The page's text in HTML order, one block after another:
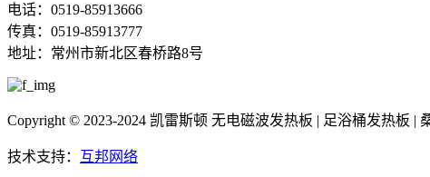
电话：0519-85913666
传真：0519-85913777
地址：常州市新北区春桥路8号
Copyright © 2023-2024 凯雷斯顿 无电磁波发热板 | 足浴桶发热板 |
技术支持： 互邦网络